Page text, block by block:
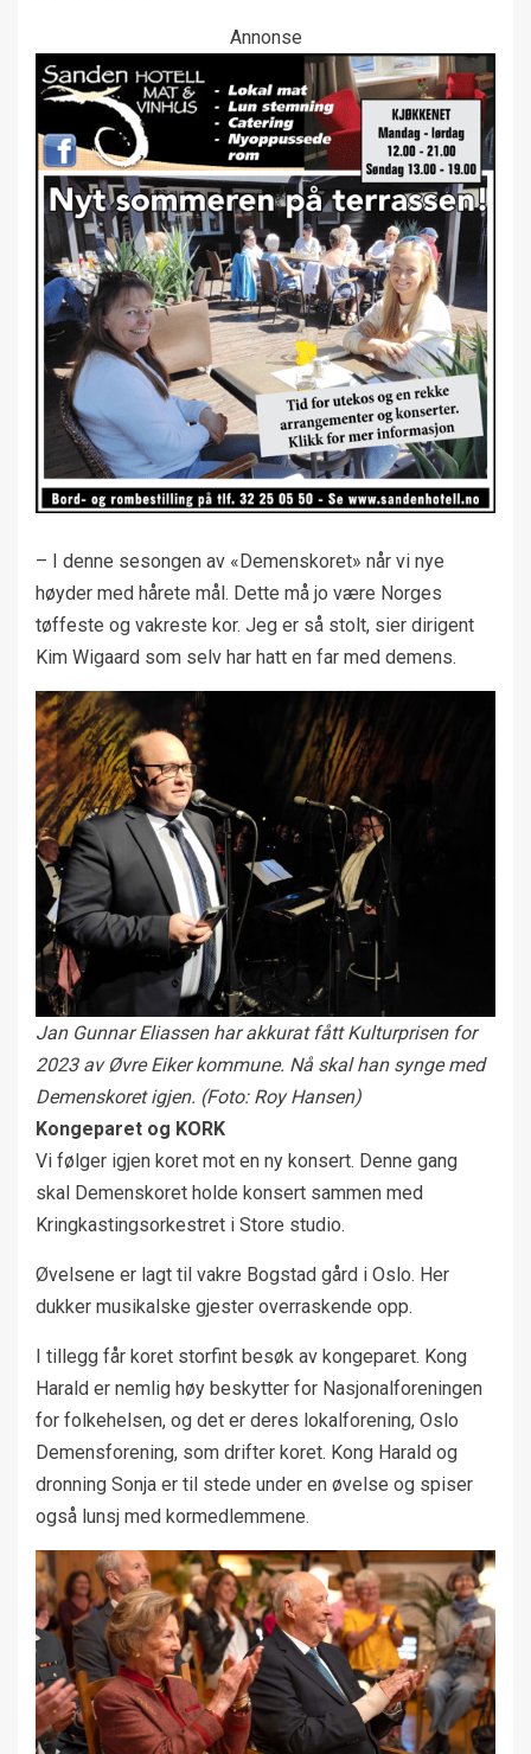
Annonse
– I denne sesongen av «Demenskoret» når vi nye
høyder med hårete mål. Dette må jo være Norges
tøffeste og vakreste kor. Jeg er så stolt, sier dirigent
Kim Wigaard som selv har hatt en far med demens.
Jan Gunnar Eliassen har akkurat fått Kulturprisen for
2023 av Øvre Eiker kommune. Nå skal han synge med
Demenskoret igjen. (Foto: Roy Hansen)
Kongeparet og KORK
Vi følger igjen koret mot en ny konsert. Denne gang
skal Demenskoret holde konsert sammen med
Kringkastingsorkestret i Store studio.
Øvelsene er lagt til vakre Bogstad gård i Oslo. Her
dukker musikalske gjester overraskende opp.
I tillegg får koret storfint besøk av kongeparet. Kong
Harald er nemlig høy beskytter for Nasjonalforeningen
for folkehelsen, og det er deres lokalforening, Oslo
Demensforening, som drifter koret. Kong Harald og
dronning Sonja er til stede under en øvelse og spiser
også lunsj med kormedlemmene.